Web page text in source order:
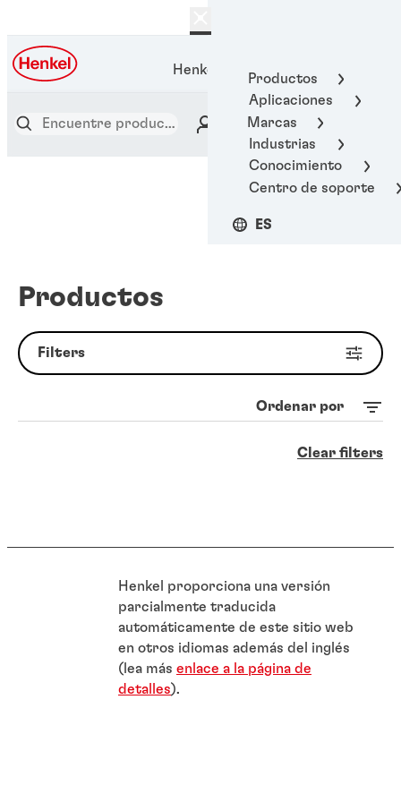
Productos
Aplicaciones
Marcas
Industrias
Conocimiento
Centro de soporte
ES
Henkel Adhesive Technologies
Productos
Filters
Ordenar por
Clear filters
Henkel proporciona una versión
parcialmente traducida
automáticamente de este sitio web
en otros idiomas además del inglés
(lea más enlace a la página de
detalles).